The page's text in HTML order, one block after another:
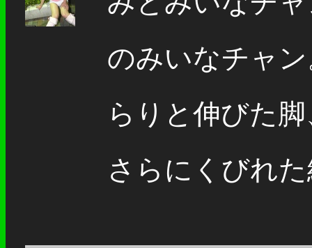
のみいなチャ
らりと伸びた
さらにくびれ